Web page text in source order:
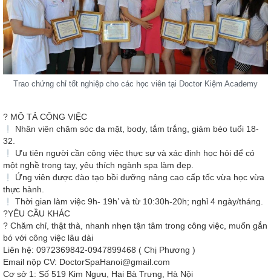
Trao chứng chỉ tốt nghiệp cho các học viên tại Doctor Kiệm Academy
? MÔ TẢ CÔNG VIỆC
Nhân viên chăm sóc da mặt, body, tắm trắng, giảm béo tuổi 18-
32.
Ưu tiên người cần công việc thực sự và xác định học hỏi để có
một nghề trong tay, yêu thích ngành spa làm đẹp.
Ứng viên được đào tạo bồi dưỡng nâng cao cấp tốc vừa học vừa
thực hành.
Thời gian làm việc 9h- 19h’ và từ 10:30h-20h; nghỉ 4 ngày/tháng.
?YÊU CẦU KHÁC
? Chăm chỉ, thật thà, nhanh nhẹn tận tâm trong công việc, muốn gắn
bó với công việc lâu dài
Liên hệ: 0972369842-0947899468 ( Chị Phương )
Email nộp CV: DoctorSpaHanoi@gmail.com
Cơ sở 1: Số 519 Kim Ngưu, Hai Bà Trưng, Hà Nội